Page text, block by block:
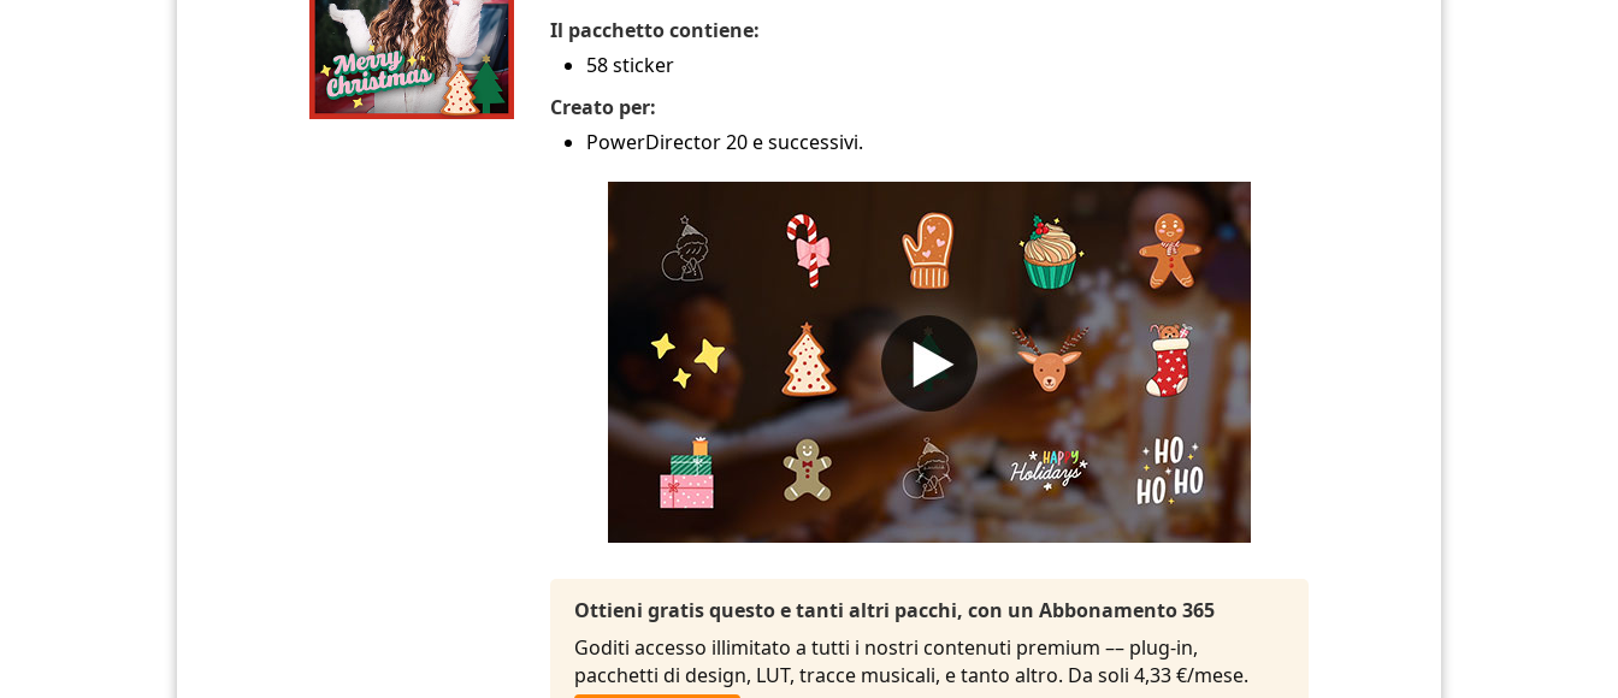
Il pacchetto contiene:
58 sticker
Creato per:
PowerDirector 20 e successivi.
Ottieni gratis questo e tanti altri pacchi, con un Abbonamento 365
Goditi accesso illimitato a tutti i nostri contenuti premium –– plug-in,
pacchetti di design, LUT, tracce musicali, e tanto altro. Da soli 4,33 €/mese.